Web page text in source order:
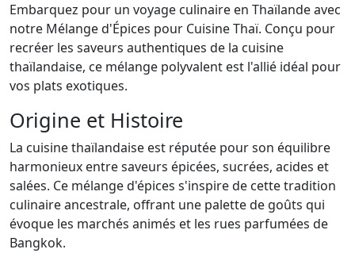
Embarquez pour un voyage culinaire en Thaïlande avec
notre Mélange d'Épices pour Cuisine Thaï. Conçu pour
recréer les saveurs authentiques de la cuisine
thaïlandaise, ce mélange polyvalent est l'allié idéal pour
vos plats exotiques.
Origine et Histoire
La cuisine thaïlandaise est réputée pour son équilibre
harmonieux entre saveurs épicées, sucrées, acides et
salées. Ce mélange d'épices s'inspire de cette tradition
culinaire ancestrale, offrant une palette de goûts qui
évoque les marchés animés et les rues parfumées de
Bangkok.